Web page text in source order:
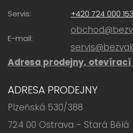
Servis: +420 724 000 153
E-mail:
Adresa prodejny, otevírací
ADRESA PRODEJNY
Plzeňská 530/388
724 00 Ostrava - Stará Bělá